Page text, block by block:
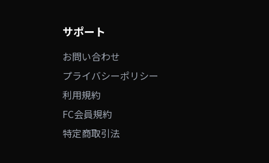
サポート
お問い合わせ
プライバシーポリシー
利用規約
FC会員規約
特定商取引法